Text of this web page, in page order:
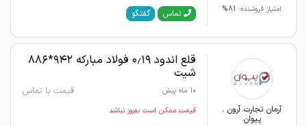
امتیاز فروشنده: 81% تماس گفتگو
آرمان تجارت آرون .
پیوان
قلع اندود ۰٫۱۹ فولاد مبارکه ۹۴۲*۸۸۶
شیت
10 ماه پیش قیمت با تماس
قیمت ممکن است به‌روز نباشد